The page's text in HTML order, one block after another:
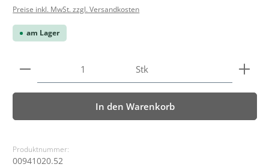
Preise inkl. MwSt. zzgl. Versandkosten
am Lager
Produkt Anzahl: Gib den gewünschten Wert ein
Stk
In den Warenkorb
Produktnummer:
00941020.52